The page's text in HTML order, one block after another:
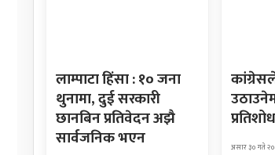
लाम्पाटा हिंसा : १० जना
थुनामा, दुई सरकारी
छानबिन प्रतिवेदन अझै
सार्वजनिक भएन
असार ३० गते